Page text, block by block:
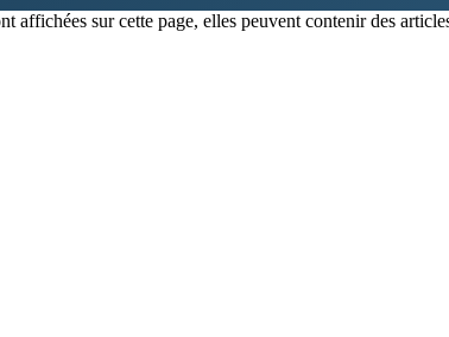
affichées sur cette page, elles peuvent contenir des